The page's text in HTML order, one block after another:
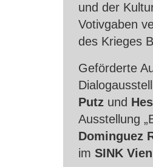
und der
Votivgaben
des Krieges
Geförderte
Putzund
Ausstellung
Dominguez
im SINK